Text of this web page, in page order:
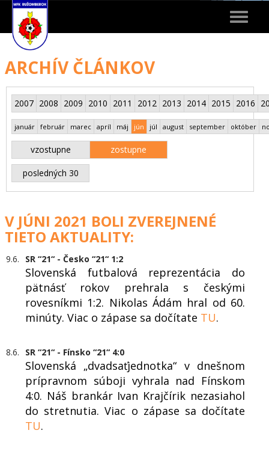
Toggle
ARCHÍV ČLÁNKOV
2007 2008 2009 2010 2011 2012 2013 2014 2015 2016
január február marec apríl máj jún júl august september október
vzostupne zostupne
posledných 30
V JÚNI 2021 BOLI ZVEREJNENÉ
TIETO AKTUALITY:
9.6. SR “21“ - Česko “21“ 1:2
Slovenská futbalová reprezentácia do
pätnásť rokov prehrala s českými
rovesníkmi 1:2. Nikolas Ádám hral od 60.
minúty. Viac o zápase sa dočítate TU.
8.6. SR “21“ - Fínsko “21“ 4:0
Slovenská „dvadsaťjednotka“ v dnešnom
prípravnom súboji vyhrala nad Fínskom
4:0. Náš brankár Ivan Krajčírik nezasiahol
do stretnutia. Viac o zápase sa dočítate
TU.